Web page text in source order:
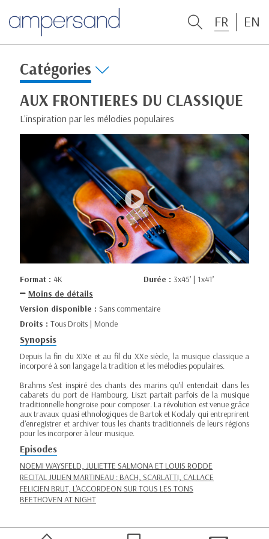
FR EN
Catégories
AUX FRONTIERES DU CLASSIQUE
L'inspiration par les mélodies populaires
Format : 4K Durée : 3x45’ | 1x41’
Moins de détails
Version disponible : Sans commentaire
Droits : Tous Droits | Monde
Synopsis
Depuis la fin du XIXe et au fil du XXe siècle, la musique classique a
incorporé à son langage la tradition et les mélodies populaires.
Brahms s’est inspiré des chants des marins qu’il entendait dans les
cabarets du port de Hambourg. Liszt partait parfois de la musique
traditionnelle hongroise pour composer. La révolution est venue grâce
aux travaux quasi ethnologiques de Bartok et Kodaly qui entreprirent
d’enregistrer et archiver tous les chants traditionnels de leurs régions
pour les incorporer à leur musique.
Episodes
NOEMI WAYSFELD, JULIETTE SALMONA ET LOUIS RODDE
RECITAL JULIEN MARTINEAU : BACH, SCARLATTI, CALLACE
FELICIEN BRUT, L'ACCORDEON SUR TOUS LES TONS
BEETHOVEN AT NIGHT